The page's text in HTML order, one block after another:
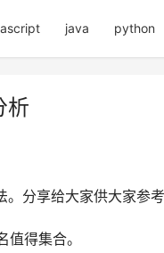
java python
析
分享给大家供大家参考
得集合。